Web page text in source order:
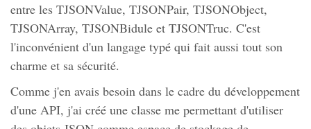
entre les TJSONValue, TJSONPair, TJSONObject,
TJSONArray, TJSONBidule et TJSONTruc. C'est
l'inconvénient d'un langage typé qui fait aussi tout son
charme et sa sécurité.
Comme j'en avais besoin dans le cadre du développement
d'une API, j'ai créé une classe me permettant d'utiliser